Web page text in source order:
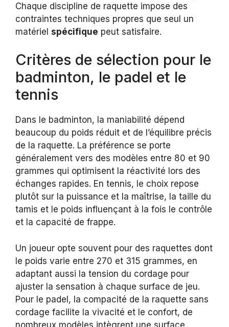
Chaque discipline de raquette impose des
contraintes techniques propres que seul un
matériel spécifique peut satisfaire.
Critères de sélection pour le
badminton, le padel et le
tennis
Dans le badminton, la maniabilité dépend
beaucoup du poids réduit et de l’équilibre précis
de la raquette. La préférence se porte
généralement vers des modèles entre 80 et 90
grammes qui optimisent la réactivité lors des
échanges rapides. En tennis, le choix repose
plutôt sur la puissance et la maîtrise, la taille du
tamis et le poids influençant à la fois le contrôle
et la capacité de frappe.
Un joueur opte souvent pour des raquettes dont
le poids varie entre 270 et 315 grammes, en
adaptant aussi la tension du cordage pour
ajuster la sensation à chaque surface de jeu.
Pour le padel, la compacité de la raquette sans
cordage facilite la vivacité et le confort, de
nombreux modèles intègrent une surface